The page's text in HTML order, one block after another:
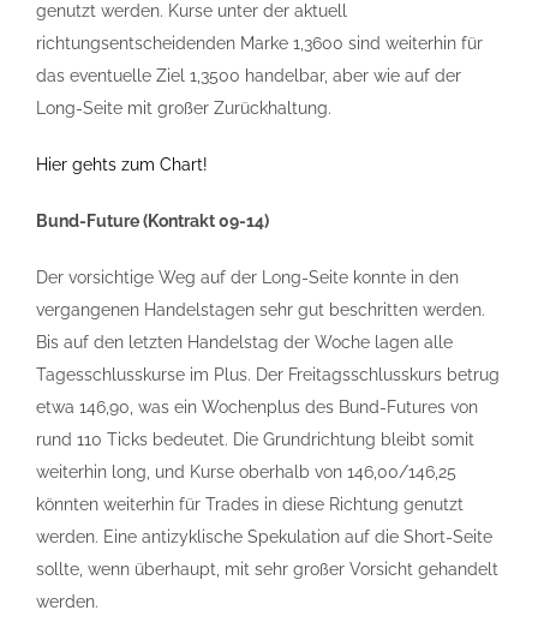
genutzt werden. Kurse unter der aktuell
richtungsentscheidenden Marke 1,3600 sind weiterhin für
das eventuelle Ziel 1,3500 handelbar, aber wie auf der
Long-Seite mit großer Zurückhaltung.
Hier gehts zum Chart!
Bund-Future (Kontrakt 09-14)
Der vorsichtige Weg auf der Long-Seite konnte in den
vergangenen Handelstagen sehr gut beschritten werden.
Bis auf den letzten Handelstag der Woche lagen alle
Tagesschlusskurse im Plus. Der Freitagsschlusskurs betrug
etwa 146,90, was ein Wochenplus des Bund-Futures von
rund 110 Ticks bedeutet. Die Grundrichtung bleibt somit
weiterhin long, und Kurse oberhalb von 146,00/146,25
könnten weiterhin für Trades in diese Richtung genutzt
werden. Eine antizyklische Spekulation auf die Short-Seite
sollte, wenn überhaupt, mit sehr großer Vorsicht gehandelt
werden.